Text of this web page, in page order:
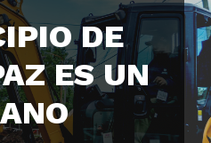
DE
ES UN